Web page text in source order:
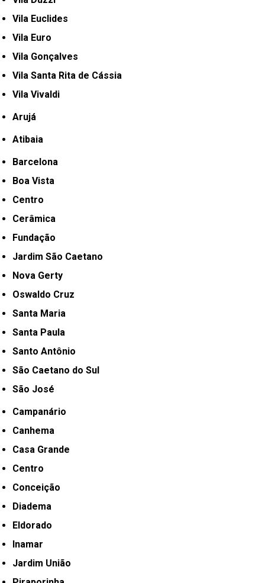
Vila Euclides
Vila Euro
Vila Gonçalves
Vila Santa Rita de Cássia
Vila Vivaldi
Arujá
Atibaia
Barcelona
Boa Vista
Centro
Cerâmica
Fundação
Jardim São Caetano
Nova Gerty
Oswaldo Cruz
Santa Maria
Santa Paula
Santo Antônio
São Caetano do Sul
São José
Campanário
Canhema
Casa Grande
Centro
Conceição
Diadema
Eldorado
Inamar
Jardim União